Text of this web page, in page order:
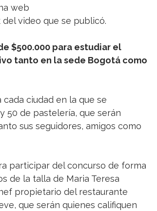
web
video que se publicó.
$500.000 para estudiar el
tanto en la sede Bogotá como
ciudad en la que se
50 de pastelería, que serán
sus seguidores, amigos como
participar del concurso de forma
de la talla de Maria Teresa
propietario del restaurante
que serán quienes califiquen